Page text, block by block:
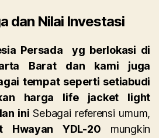
dan Nilai Investasi
Persada yg berlokasi di
Barat dan kami juga
tempat seperti setiabudi
harga life jacket light
iniSebagai referensi umum,
Hwayan YDL-20 mungkin